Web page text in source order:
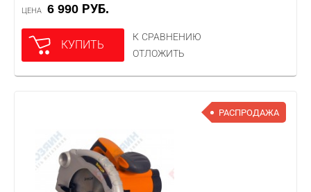
ЦЕНА 6 990 РУБ.
КУПИТЬ
К СРАВНЕНИЮ
ОТЛОЖИТЬ
РАСПРОДАЖА